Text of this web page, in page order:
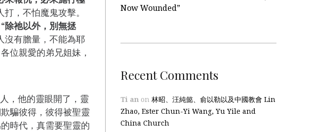
，不怕魔鬼攻擊。
除祂以外，別無拯
沒有膽量，不能為耶
位親愛的弟兄姐妹，
，他的靈眼開了，靈
騙彼得，彼得被聖靈
時代，真需要聖靈的
Now Wounded”
Recent Comments
Ti an on林昭、汪純懿、俞以勒以及中國教會 Lin
Zhao, Ester Chun-Yi Wang, Yu Yile and
China Church